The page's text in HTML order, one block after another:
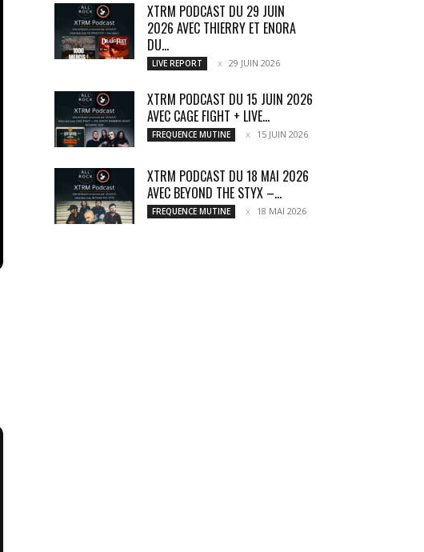
XTRM PODCAST DU 29 JUIN
2026 AVEC THIERRY ET ENORA
DU...
LIVE REPORT 29 JUIN 2026
XTRM PODCAST DU 15 JUIN 2026
AVEC CAGE FIGHT + LIVE...
FREQUENCE MUTINE 15 JUIN 2026
XTRM PODCAST DU 18 MAI 2026
AVEC BEYOND THE STYX –...
FREQUENCE MUTINE 18 MAI 2026